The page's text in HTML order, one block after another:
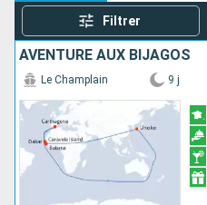
Filtrer
AVENTURE AUX BIJAGOS
Le Champlain 9 j